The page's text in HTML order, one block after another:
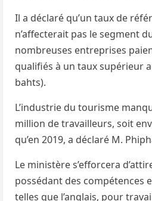
Il a déclaré qu’un taux de
n’affecterait pas le segment
nombreuses entreprises
qualifiés à un taux supérieur
bahts).
L’industrie du tourisme
million de travailleurs, soit
qu’en 2019, a déclaré M.
Le ministère s’efforcera
possédant des compétences
telles que l’anglais, pour